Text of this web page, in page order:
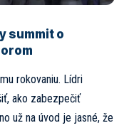
summit o
rokovaniu. Lídri
ako zabezpečiť
už na úvod je jasné, že